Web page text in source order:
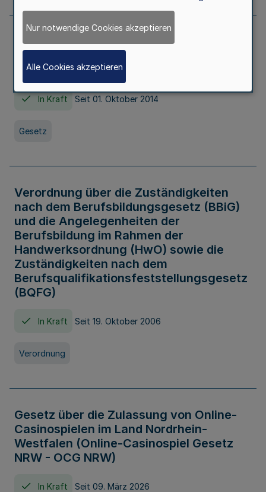
Gesetz über die Hochschulen des Landes
Nordrhein-Westfalen (Hochschulgesetz -
HG)
In Kraft Seit 01. Oktober 2014
Gesetz
Verordnung über die Zuständigkeiten
nach dem Berufsbildungsgesetz (BBiG)
und die Angelegenheiten der
Berufsbildung im Rahmen der
Handwerksordnung (HwO) sowie die
Zuständigkeiten nach dem
Berufsqualifikationsfeststellungsgesetz
(BQFG)
In Kraft Seit 19. Oktober 2006
Verordnung
Gesetz über die Zulassung von Online-
Casinospielen im Land Nordrhein-
Westfalen (Online-Casinospiel Gesetz
NRW - OCG NRW)
In Kraft Seit 09. März 2026
Nur notwendige Cookies akzeptieren
Alle Cookies akzeptieren